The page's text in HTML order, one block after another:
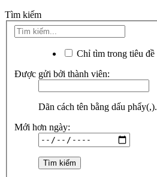
Tìm kiếm
Chỉ tìm trong tiêu đề
Được gửi bởi thành viên:
Dãn cách tên bằng dấu phẩy(,).
Mới hơn ngày: